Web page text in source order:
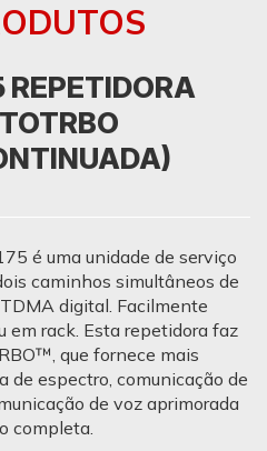
REPETIDORA
é uma unidade de serviço
caminhos simultâneos de
digital. Facilmente
em rack. Esta repetidora faz
que fornece mais
de espectro, comunicação de
de voz aprimorada
completa.